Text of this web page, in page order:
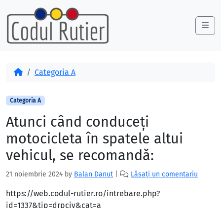
Skip to content
Skip to footer
AcasăCategoria A
Categoria A
Atunci când conduceţi
motocicleta în spatele altui
vehicul, se recomandă:
21 noiembrie 2024 by Balan Danut Lăsați un comentariu
https://web.codul-rutier.ro/intrebare.php?
id=1337&tip=drpciv&cat=a